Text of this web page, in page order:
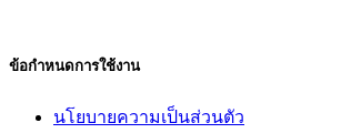
ข้อกำหนดการใช้งาน
นโยบายความเป็นส่วนตัว